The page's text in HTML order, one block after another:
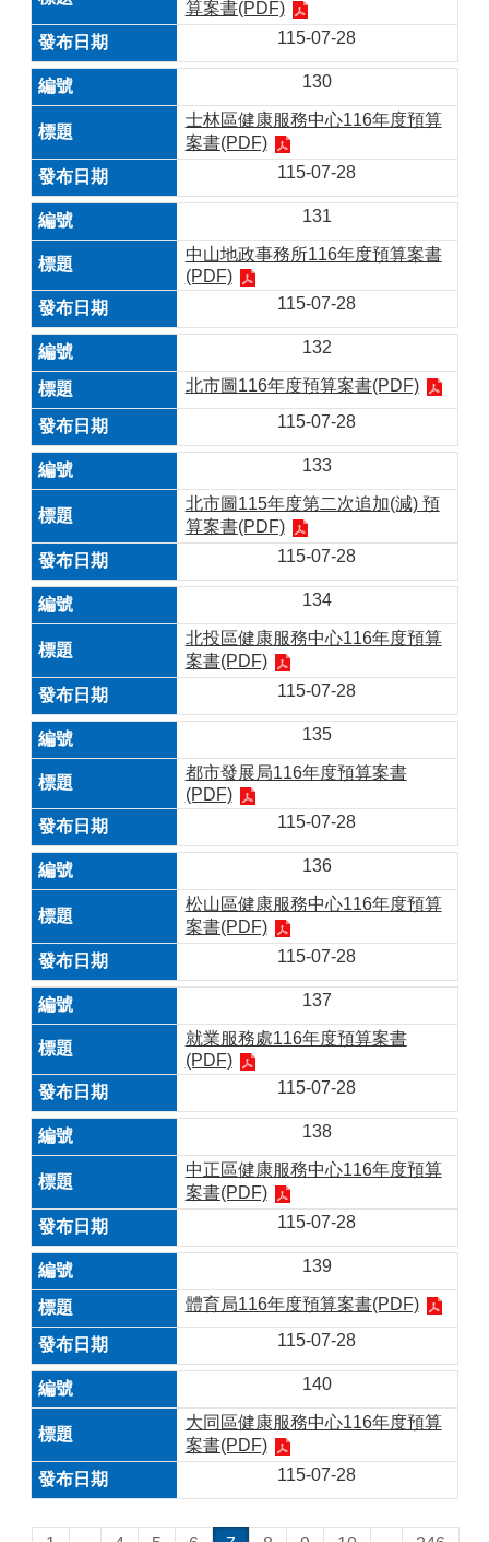
算案書(PDF)
115-07-28
130
士林區健康服務中心116年度預算
案書(PDF)
115-07-28
131
中山地政事務所116年度預算案書
(PDF)
115-07-28
132
北市圖116年度預算案書(PDF)
115-07-28
133
北市圖115年度第二次追加(減) 預
算案書(PDF)
115-07-28
134
北投區健康服務中心116年度預算
案書(PDF)
115-07-28
135
都市發展局116年度預算案書
(PDF)
115-07-28
136
松山區健康服務中心116年度預算
案書(PDF)
115-07-28
137
就業服務處116年度預算案書
(PDF)
115-07-28
138
中正區健康服務中心116年度預算
案書(PDF)
115-07-28
139
體育局116年度預算案書(PDF)
115-07-28
140
大同區健康服務中心116年度預算
案書(PDF)
115-07-28